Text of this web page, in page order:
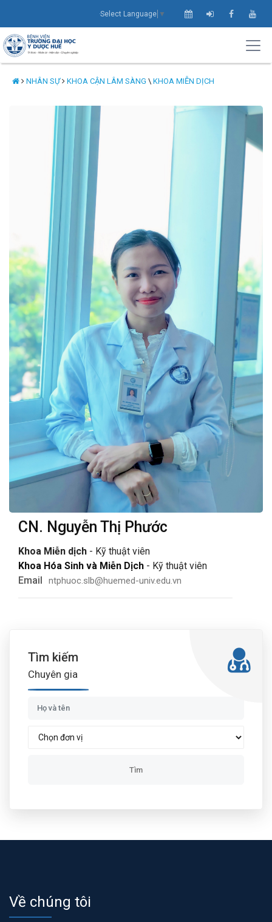
Select Language ▼
NHÂN SỰ KHOA CẬN LÂM SÀNG \ KHOA MIỄN DỊCH
CN. Nguyễn Thị Phước
Khoa Miễn dịch - Kỹ thuật viên
Khoa Hóa Sinh và Miễn Dịch - Kỹ thuật viên
Email
ntphuoc.slb@huemed-univ.edu.vn
Tìm kiếm
Chuyên gia
Về chúng tôi